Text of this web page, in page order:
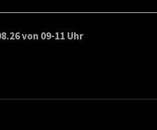
von 09-11 Uhr